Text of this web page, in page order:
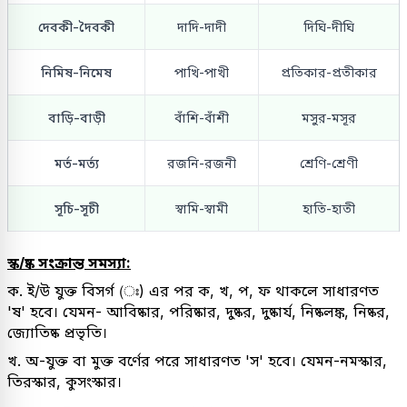
দেবকী-দৈবকী দাদি-দাদী দিঘি-দীঘি
নিমিষ-নিমেষ পাখি-পাখী প্রতিকার-প্রতীকার
বাড়ি-বাড়ী বাঁশি-বাঁশী মসুর-মসূর
মর্ত-মর্ত্য রজনি-রজনী শ্রেণি-শ্রেণী
সূচি-সূচী স্বামি-স্বামী হাতি-হাতী
স্ক/ষ্ক সংক্রান্ত সমস্যা:
ক. ই/উ যুক্ত বিসর্গ (ঃ) এর পর ক, খ, প, ফ থাকলে সাধারণত
'ষ' হবে। যেমন- আবিষ্কার, পরিষ্কার, দুষ্কর, দুষ্কার্য, নিষ্কলঙ্ক, নিষ্কর,
জ্যোতিষ্ক প্রভৃতি।
খ. অ-যুক্ত বা মুক্ত বর্ণের পরে সাধারণত 'স' হবে। যেমন-নমস্কার,
তিরস্কার, কুসংস্কার।